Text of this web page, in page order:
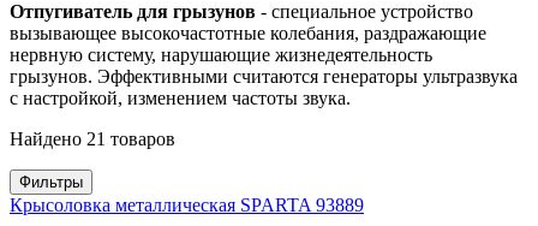
Отпугиватель для грызунов - специальное устройство
вызывающее высокочастотные колебания, раздражающие
нервную систему, нарушающие жизнедеятельность
грызунов. Эффективными считаются генераторы ультразвука
с настройкой, изменением частоты звука.
Найдено 21 товаров
Фильтры
Крысоловка металлическая SPARTA 93889